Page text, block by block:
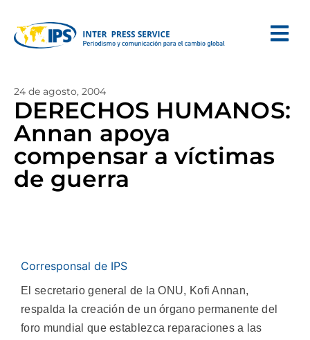
24 de agosto, 2004
DERECHOS HUMANOS:
Annan apoya
compensar a víctimas
de guerra
Corresponsal de IPS
El secretario general de la ONU, Kofi Annan,
respalda la creación de un órgano permanente del
foro mundial que establezca reparaciones a las